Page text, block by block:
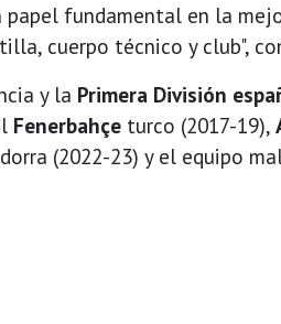
papel fundamental en la
cuerpo técnico y club",
y la Primera División
Fenerbahçe turco (2017-19),
(2022-23) y el equipo